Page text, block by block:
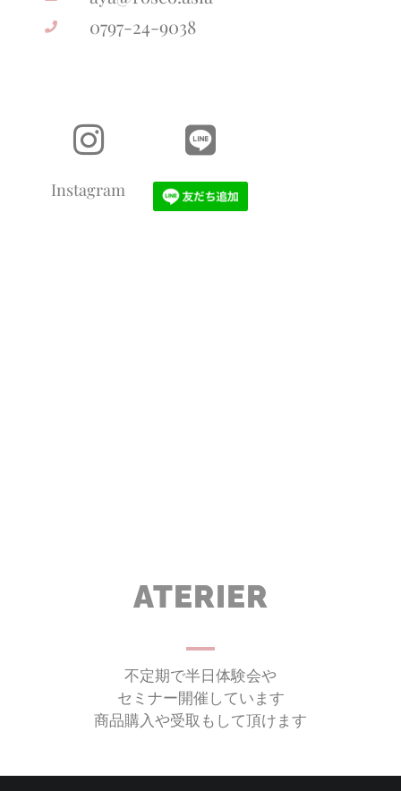
0797-24-9038
Instagram
ATERIER
不定期で半日体験会や
セミナー開催しています
商品購入や受取もして頂けます